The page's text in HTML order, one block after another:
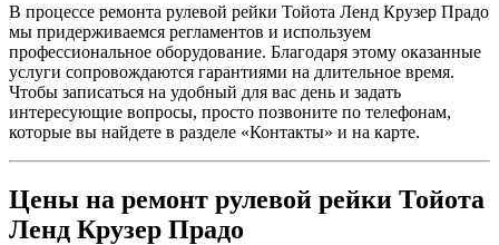
В процессе ремонта рулевой рейки Тойота Ленд Крузер Прадо
мы придерживаемся регламентов и используем
профессиональное оборудование. Благодаря этому оказанные
услуги сопровождаются гарантиями на длительное время.
Чтобы записаться на удобный для вас день и задать
интересующие вопросы, просто позвоните по телефонам,
которые вы найдете в разделе «Контакты» и на карте.
Цены на ремонт рулевой рейки Тойота
Ленд Крузер Прадо